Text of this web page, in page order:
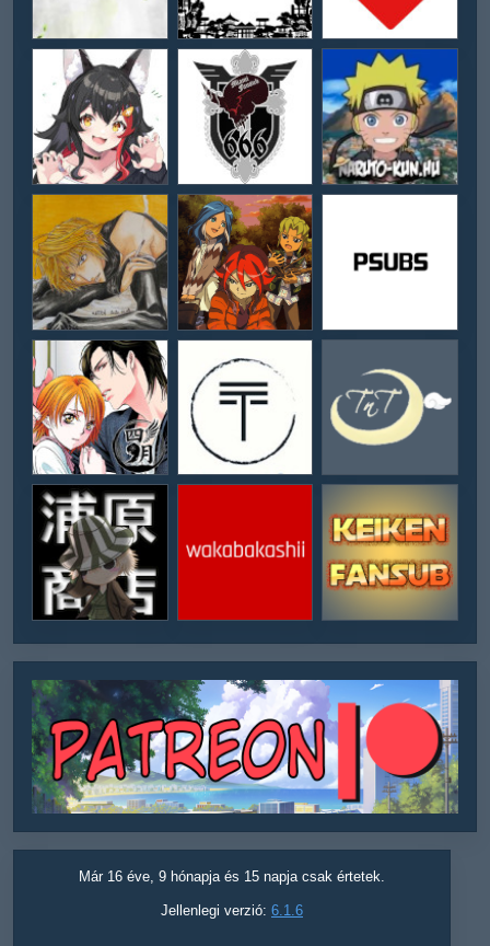
Már 16 éve, 9 hónapja és 15 napja csak értetek.
Jellenlegi verzió: 6.1.6